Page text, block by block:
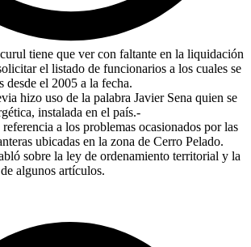
tiene que ver con faltante en la liquidación
el listado de funcionarios a los cuales se
desde el 2005 a la fecha.
hizo uso de la palabra Javier Sena quien se
instalada en el país.-
a los problemas ocasionados por las
ubicadas en la zona de Cerro Pelado.
sobre la ley de ordenamiento territorial y la
algunos artículos.